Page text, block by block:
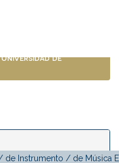
de